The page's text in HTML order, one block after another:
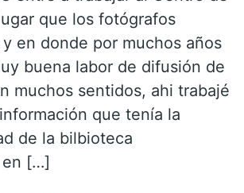
que los fotógrafos
en donde por muchos años
buena labor de difusión de
muchos sentidos, ahi trabajé
que tenía la
de la bilbioteca
en […]